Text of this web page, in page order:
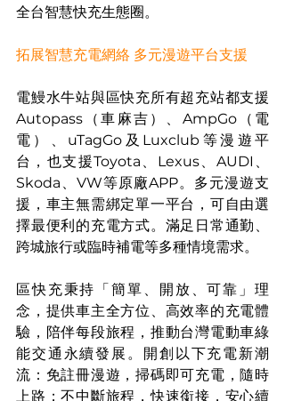
全台智慧快充生態圈。
拓展智慧充電網絡 多元漫遊平台支援
電鰻水牛站與區快充所有超充站都支援
Autopass（車麻吉）、AmpGo（電
電）、uTagGo及Luxclub等漫遊平
台，也支援Toyota、Lexus、AUDI、
Skoda、VW等原廠APP。多元漫遊支
援，車主無需綁定單一平台，可自由選
擇最便利的充電方式。滿足日常通勤、
跨城旅行或臨時補電等多種情境需求。
區快充秉持「簡單、開放、可靠」理
念，提供車主全方位、高效率的充電體
驗，陪伴每段旅程，推動台灣電動車綠
能交通永續發展。開創以下充電新潮
流：免註冊漫遊，掃碼即可充電，隨時
上路；不中斷旅程，快速銜接，安心續